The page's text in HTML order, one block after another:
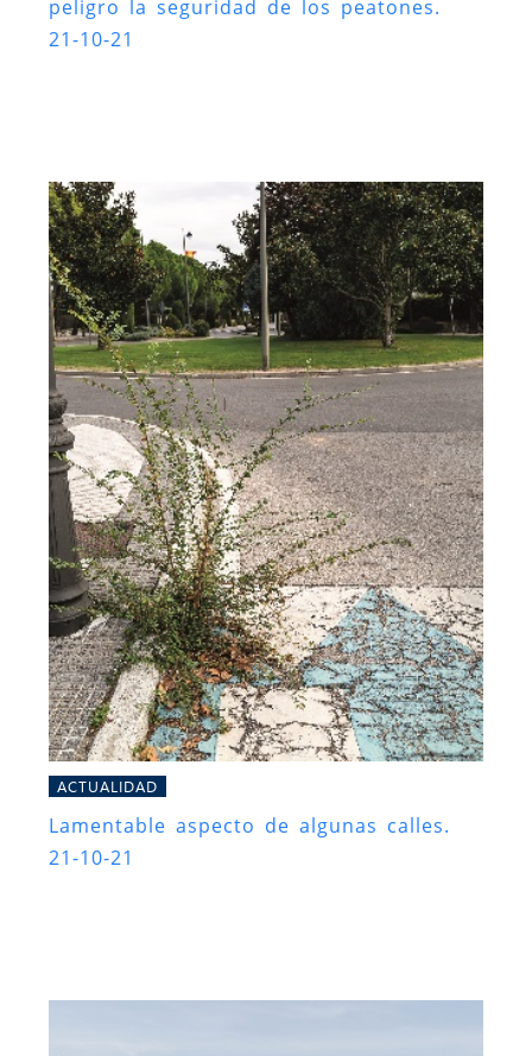
peligro la seguridad de los peatones.
21-10-21
ACTUALIDAD
Lamentable aspecto de algunas calles.
21-10-21